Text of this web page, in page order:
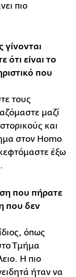
πιο
ότι είναι το
που
τους
μαζί
και
στον Homo
έξω
που πήρατε
που δεν
όπως
Τμήμα
Η πιο
ήταν να